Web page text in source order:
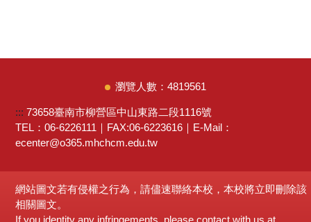
4819561
::: 73658臺南市柳營區中山東路二段1116號
TEL：06-6226111｜FAX:06-6223616｜E-Mail：
ecenter@o365.mhchcm.edu.tw
網站圖文若有侵權之行為，請儘速聯絡本校，本校將立即刪除該
相關圖文。
If you identity any infringements, please contact with us at